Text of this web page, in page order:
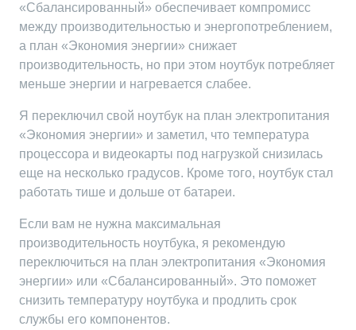
«Сбалансированный» обеспечивает компромисс
между производительностью и энергопотреблением,
а план «Экономия энергии» снижает
производительность, но при этом ноутбук потребляет
меньше энергии и нагревается слабее.
Я переключил свой ноутбук на план электропитания
«Экономия энергии» и заметил, что температура
процессора и видеокарты под нагрузкой снизилась
еще на несколько градусов. Кроме того, ноутбук стал
работать тише и дольше от батареи.
Если вам не нужна максимальная
производительность ноутбука, я рекомендую
переключиться на план электропитания «Экономия
энергии» или «Сбалансированный». Это поможет
снизить температуру ноутбука и продлить срок
службы его компонентов.